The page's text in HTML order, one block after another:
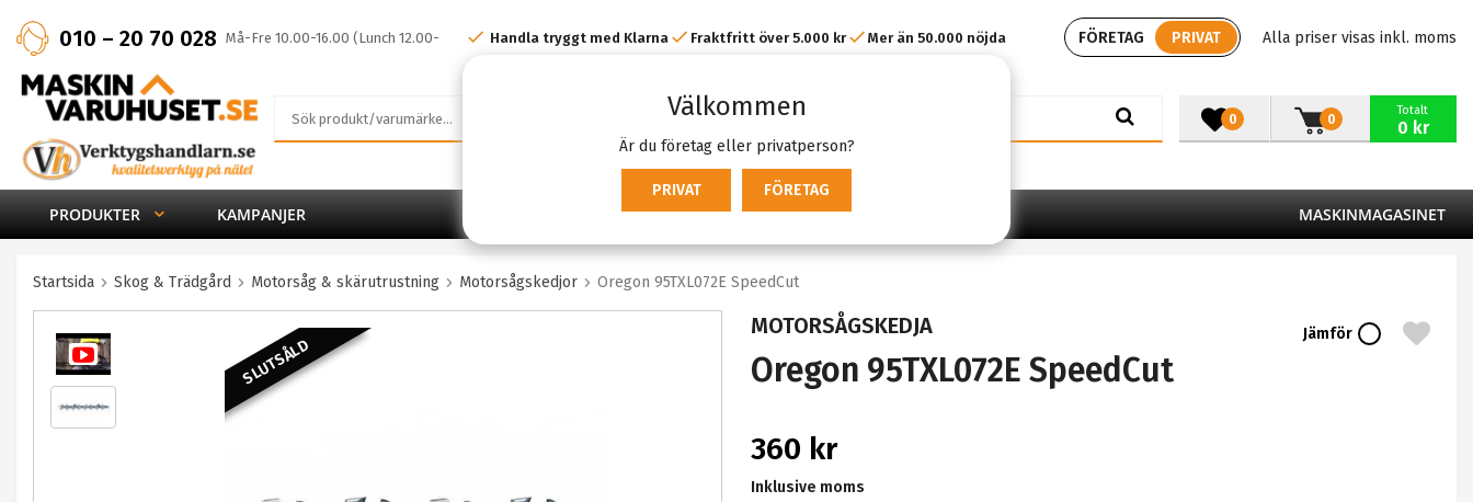
Välkommen
Är du företag eller privatperson?
PRIVAT FÖRETAG
010 – 20 70 028 Må-Fre 10.00-16.00 (Lunch 12.00-
13.00)
FÖRETAG PRIVAT Alla priser visas inkl. moms
Handla tryggt med Klarna Fraktfritt över 5.000 kr Mer än 50.000 nöjda
0
Totalt
0 kr
0
PRODUKTER KAMPANJER MASKINMAGASINET
Startsida Skog & Trädgård Motorsåg & skärutrustning Motorsågskedjor Oregon 95TXL072E SpeedCut
SLUTSÅLD
MOTORSÅGSKEDJA
Oregon 95TXL072E SpeedCut
Jämför
360 kr
Inklusive moms